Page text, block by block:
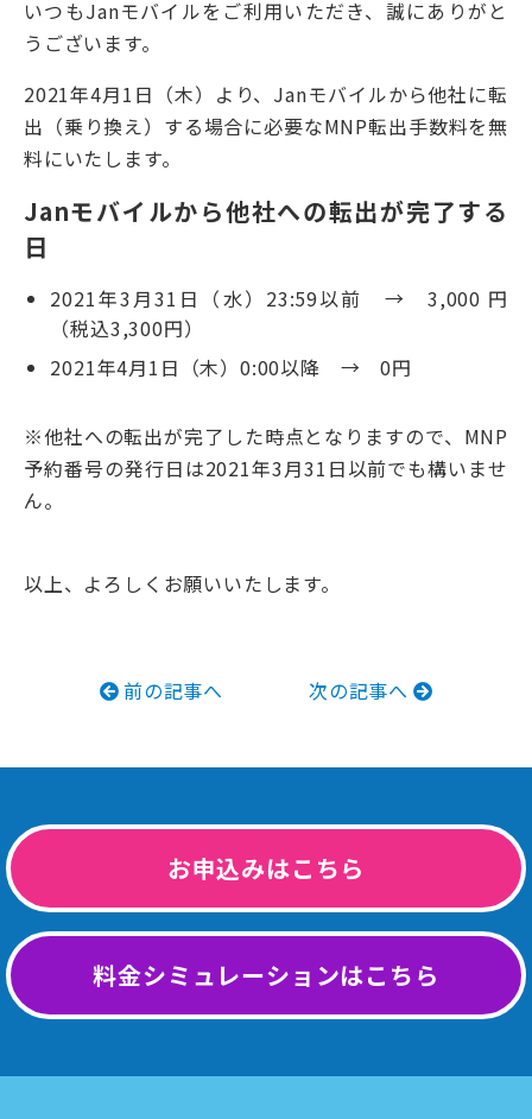
いつもJanモバイルをご利用いただき、誠にありがと
うございます。
2021年4月1日（木）より、Janモバイルから他社に転
出（乗り換え）する場合に必要なMNP転出手数料を無
料にいたします。
Janモバイルから他社への転出が完了する
日
2021年3月31日（水）23:59以前 → 3,000 円
（税込3,300円）
2021年4月1日（木）0:00以降 → 0円
※他社への転出が完了した時点となりますので、MNP
予約番号の発行日は2021年3月31日以前でも構いませ
ん。
以上、よろしくお願いいたします。
前の記事へ 次の記事へ
お申込みはこちら
料金シミュレーションはこちら